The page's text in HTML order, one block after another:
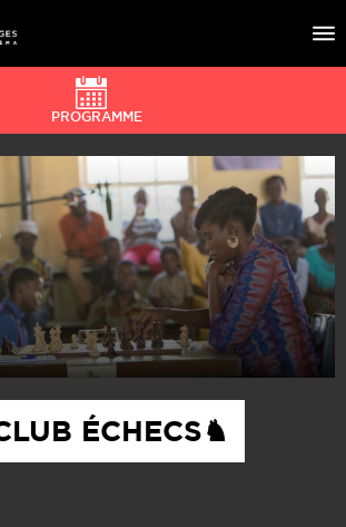
À L’AFFICHE
ÉVÉNEMENTS
CAFÉ DU CINÉ
PRATIQUE
AUX IMAGES
PROGRAMME
ÉCHECS♞